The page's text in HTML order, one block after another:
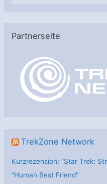
g
Partnerseite
TrekZone Network
Kurzrezension: “Star Trek:
“Human Best Friend”